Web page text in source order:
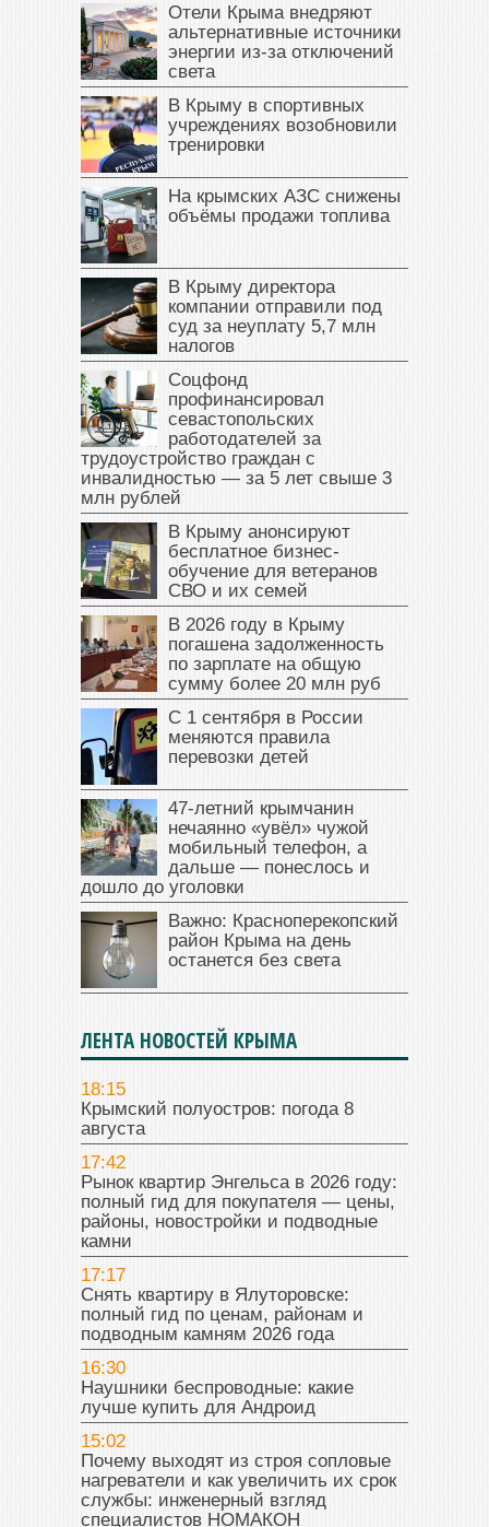
Отели Крыма внедряют
альтернативные источники
энергии из-за отключений
света
В Крыму в спортивных
учреждениях возобновили
тренировки
На крымских АЗС снижены
объёмы продажи топлива
В Крыму директора
компании отправили под
суд за неуплату 5,7 млн
налогов
Соцфонд
профинансировал
севастопольских
работодателей за
трудоустройство граждан с
инвалидностью — за 5 лет свыше 3
млн рублей
В Крыму анонсируют
бесплатное бизнес-
обучение для ветеранов
СВО и их семей
В 2026 году в Крыму
погашена задолженность
по зарплате на общую
сумму более 20 млн руб
С 1 сентября в России
меняются правила
перевозки детей
47‑летний крымчанин
нечаянно «увёл» чужой
мобильный телефон, а
дальше — понеслось и
дошло до уголовки
Важно: Красноперекопский
район Крыма на день
останется без света
ЛЕНТА НОВОСТЕЙ КРЫМА
18:15
Крымский полуостров: погода 8
августа
17:42
Рынок квартир Энгельса в 2026 году:
полный гид для покупателя — цены,
районы, новостройки и подводные
камни
17:17
Снять квартиру в Ялуторовске:
полный гид по ценам, районам и
подводным камням 2026 года
16:30
Наушники беспроводные: какие
лучше купить для Андроид
15:02
Почему выходят из строя сопловые
нагреватели и как увеличить их срок
службы: инженерный взгляд
специалистов НОМАКОН